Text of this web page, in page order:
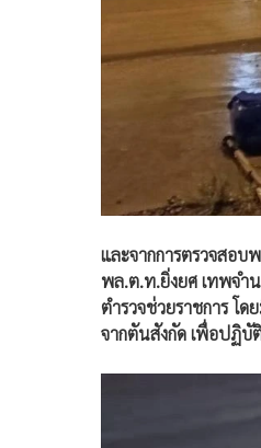
และจากการตรวจสอบ
พล.ต.ท.ยิ่งยศ เทพจำน
ตำรวจช่วยราชการ โ
จากตันสังกัด เพื่อปฏิบั